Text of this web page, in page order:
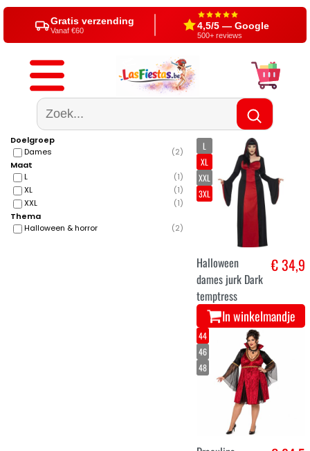
Gratis verzending
Vanaf €60 4,5/5 — Google
500+ reviews
Doelgroep
Dames
(2)
Maat
L
(1)
XL
(1)
XXL
(1)
Thema
Halloween & horror
(2)
L
XL
XXL
3XL
Halloween
dames jurk Dark
temptress
€ 34,9
In winkelmandje
44
46
48